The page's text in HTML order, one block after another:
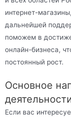
интернет-
дальнейшей
поможем в
онлайн-бизнеса,
постоянный рост.
Основное
Если вас